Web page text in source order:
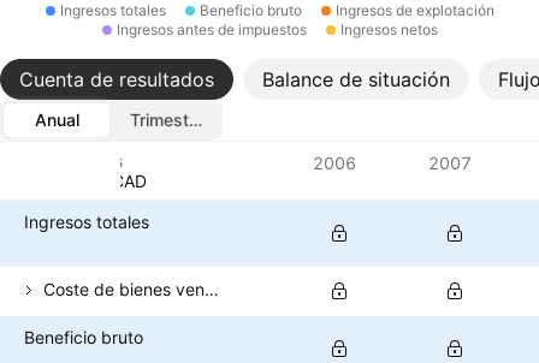
Ingresos totales
Beneficio bruto
Ingresos de explotación
Ingresos antes de impuestos
Ingresos netos
Cuenta de resultados Balance de situación
Anual
Trimestral
Métricas
Divisa: CAD
2006 2007
Ingresos totales
Coste de bienes vendidos
Beneficio bruto